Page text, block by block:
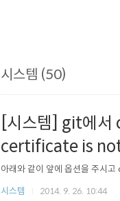
시스템 (50)
[시스템] git에
certificate is
아래와 같이 앞에 옵션을 주시
시스템
2014. 9. 26. 10:44